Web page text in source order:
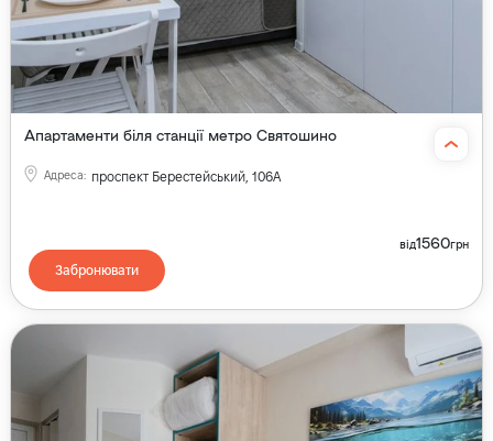
Апартаменти біля станції метро Святошино
Адреса: проспект Берестейський, 106А
від1560грн
Забронювати